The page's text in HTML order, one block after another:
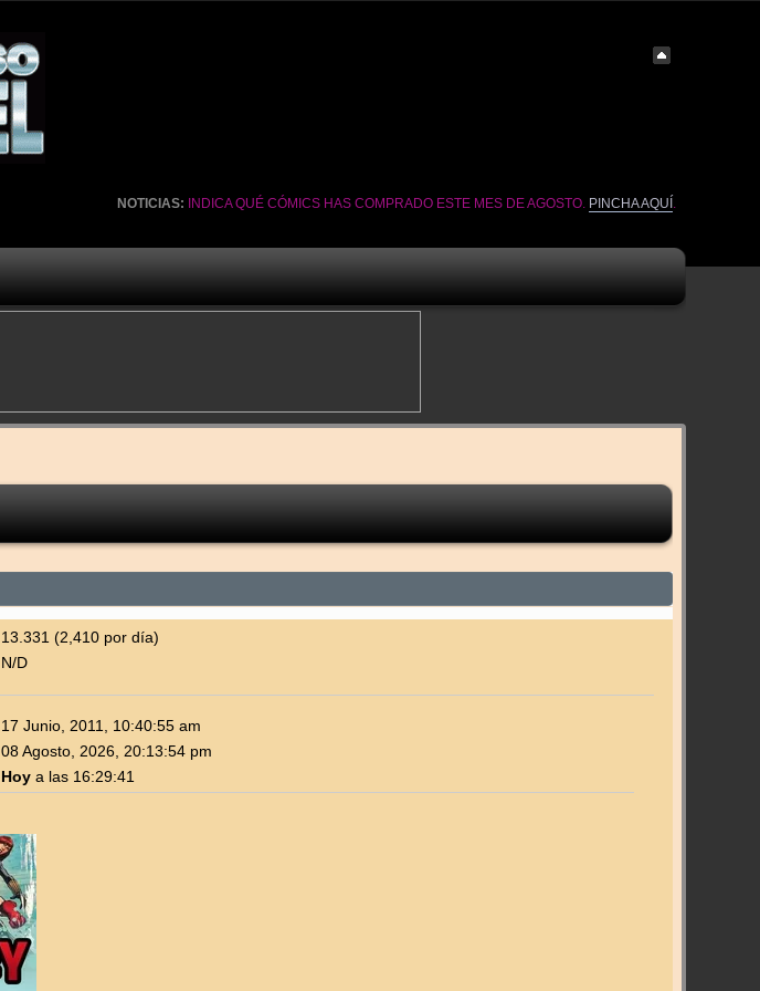
NOTICIAS: INDICA QUÉ CÓMICS HAS COMPRADO ESTE MES DE AGOSTO. PINCHA AQUÍ
13.331 (2,410 por día)
N/D
17 Junio, 2011, 10:40:55 am
08 Agosto, 2026, 20:13:54 pm
Hoy a las 16:29:41